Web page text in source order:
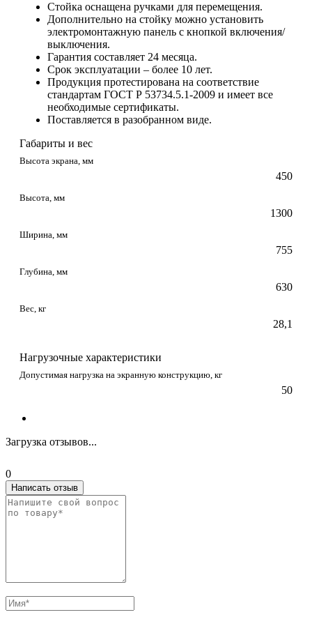
Стойка оснащена ручками для перемещения.
Дополнительно на стойку можно установить
электромонтажную панель с кнопкой включения/
выключения.
Гарантия составляет 24 месяца.
Срок эксплуатации – более 10 лет.
Продукция протестирована на соответствие
стандартам ГОСТ Р 53734.5.1-2009 и имеет все
необходимые сертификаты.
Поставляется в разобранном виде.
Габариты и вес
Высота экрана, мм
450
Высота, мм
1300
Ширина, мм
755
Глубина, мм
630
Вес, кг
28,1
Нагрузочные характеристики
Допустимая нагрузка на экранную конструкцию, кг
50
Загрузка отзывов...
0
Написать отзыв